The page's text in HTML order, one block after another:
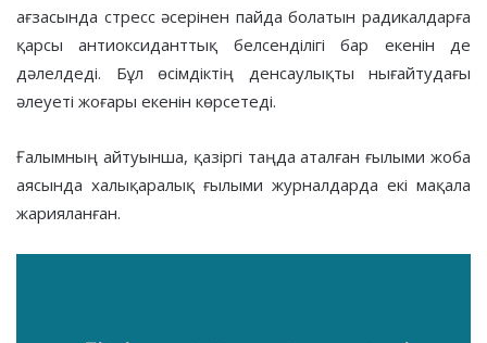
ағзасында стресс әсерінен пайда болатын радикалдарға
қарсы антиоксиданттық белсенділігі бар екенін де
дәлелдеді. Бұл өсімдіктің денсаулықты нығайтудағы
әлеуеті жоғары екенін көрсетеді.
Ғалымның айтуынша, қазіргі таңда аталған ғылыми жоба
аясында халықаралық ғылыми журналдарда екі мақала
жарияланған.